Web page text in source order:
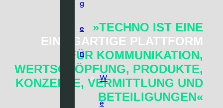
g
e
n
W
e
»TECHNO IST EINE
EINZIGARTIGE PLATTFORM
FÜR KOMMUNIKATION,
WERTSCHÖPFUNG, PRODUKTE,
KONZEPTE, VERMITTLUNG UND
BETEILIGUNGEN«